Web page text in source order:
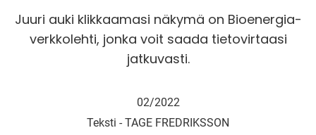
Juuri auki klikkaamasi näkymä on Bioenergia-
verkkolehti, jonka voit saada tietovirtaasi
jatkuvasti.
02/2022
Teksti - TAGE FREDRIKSSON